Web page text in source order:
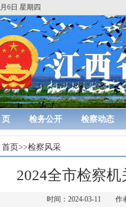
6日 星期四
检务公开 检察动态
首页>>检察风采
2024全市检察
时间：2024-03-11